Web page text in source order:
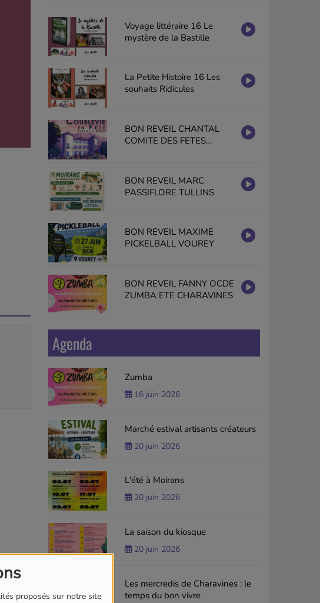
proposés sur notre site
Voyage littéraire 16 Le
mystère de la Bastille
La Petite Histoire 16 Les
souhaits Ridicules
BON REVEIL CHANTAL
COMITE DES FETES
BON REVEIL MARC
PASSIFLORE TULLINS
BON REVEIL MAXIME
PICKELBALL VOUREY
BON REVEIL FANNY OCDE
ZUMBA ETE CHARAVINES
Agenda
Zumba
16 juin 2026
Marché estival artisants créateurs
20 juin 2026
L'été à Moirans
20 juin 2026
La saison du kiosque
20 juin 2026
Les mercredis de Charavines : le
temps du bon vivre